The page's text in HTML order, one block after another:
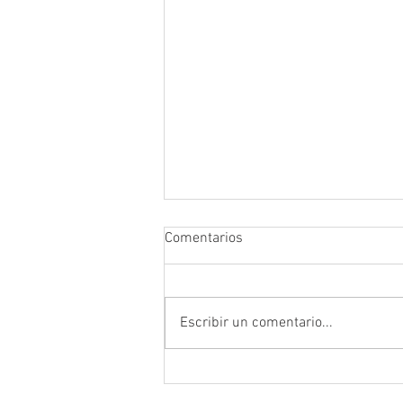
Comentarios
Escribir un comentario...